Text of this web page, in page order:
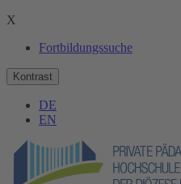
X
Fortbildungssuche
Kontrast
DE
EN